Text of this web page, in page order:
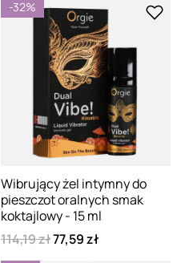
-32%
Wibrujący żel intymny do
pieszczot oralnych smak
koktajlowy - 15 ml
114,19 zł77,59 zł